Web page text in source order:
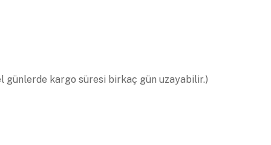
günlerde kargo süresi birkaç gün uzayabilir.)